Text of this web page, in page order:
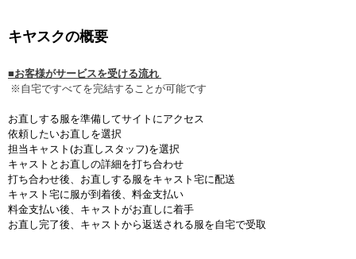
キヤスクの概要
■お客様がサービスを受ける流れ
※自宅ですべてを完結することが可能です
お直しする服を準備してサイトにアクセス
依頼したいお直しを選択
担当キャスト(お直しスタッフ)を選択
キャストとお直しの詳細を打ち合わせ
打ち合わせ後、お直しする服をキャスト宅に配送
キャスト宅に服が到着後、料金支払い
料金支払い後、キャストがお直しに着手
お直し完了後、キャストから返送される服を自宅で受取